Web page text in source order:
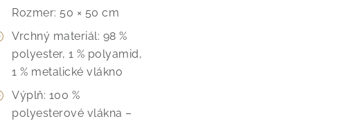
Rozmer: 50 × 50 cm
Vrchný materiál: 98 %
polyester, 1 % polyamid,
1 % metalické vlákno
Výplň: 100 %
polyesterové vlákna –